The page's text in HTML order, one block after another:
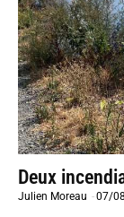
Deux
Julien Moreau -07/